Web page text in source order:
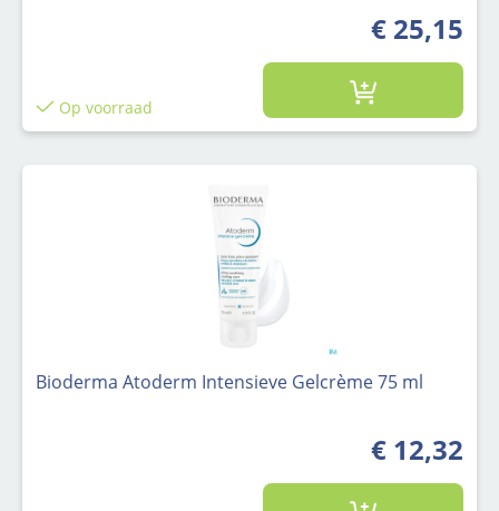
€ 25,15
Op voorraad
Bioderma Atoderm Intensieve Gelcrème 75 ml
€ 12,32